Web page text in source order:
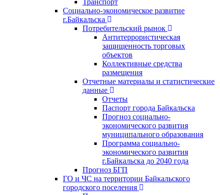
Социально-экономическое развитие
г.Байкальска
Потребительский рынок
Антитеррористическая
защищенность торговых
объектов
Коллективные средства
размещения
Отчетные материалы и статистические
данные
Отчеты
Паспорт города Байкальска
Прогноз социально-
экономического развития
муниципального образования
Программа социально-
экономического развития
г.Байкальска до 2040 года
Прогноз БГП
ГО и ЧС на территории Байкальского
городского поселения